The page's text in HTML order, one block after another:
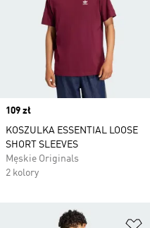
Price
109 zł
KOSZULKA ESSENTIAL LOOSE
SHORT SLEEVES
Męskie Originals
2 kolory